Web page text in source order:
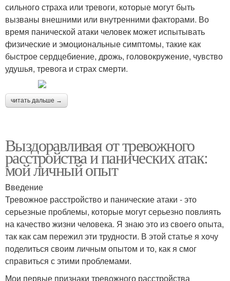
сильного страха или тревоги, которые могут быть
вызваны внешними или внутренними факторами. Во
время панической атаки человек может испытывать
физические и эмоциональные симптомы, такие как
быстрое сердцебиение, дрожь, головокружение, чувство
удушья, тревога и страх смерти.
читать дальше →
Выздоравливая от тревожного
расстройства и панических атак:
мой личный опыт
Введение
Тревожное расстройство и панические атаки - это
серьезные проблемы, которые могут серьезно повлиять
на качество жизни человека. Я знаю это из своего опыта,
так как сам пережил эти трудности. В этой статье я хочу
поделиться своим личным опытом и то, как я смог
справиться с этими проблемами.
Мои первые признаки тревожного расстройства